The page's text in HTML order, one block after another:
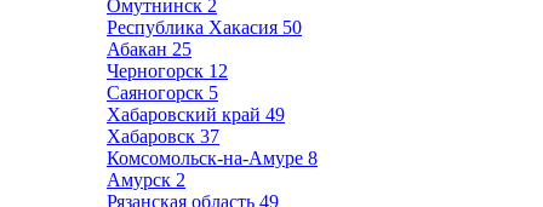
Омутнинск 2
Республика Хакасия 50
Абакан 25
Черногорск 12
Саяногорск 5
Хабаровский край 49
Хабаровск 37
Комсомольск-на-Амуре 8
Амурск 2
Рязанская область 49